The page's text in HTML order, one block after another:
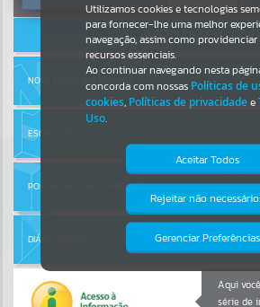
Por favor, aguarde...
SERVIÇOS
Por favor, aguarde...
PÁGINAS
ACESSAR SEM LOGIN
NOTA FISCAL ELETRÔNICA
ESCRITA FISCAL
PORTAL DA TRANSPARÊNCIA
DIÁRIO OFICIAL
Aqui
série de
Utilizamos cookies e tecnologias
para fornecer-lhe uma melhor
navegação, assim como
recursos essenciais.
Ao continuar navegando nesta
concorda com nossas Políticas de
cookies, Políticas de privacidadee
Uso.
Aceitar Todos
Rejeitar não
Gerenciar Preferências
Isto significa que diversos recursos
providenciados poderão não estar